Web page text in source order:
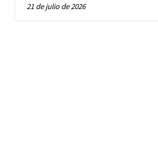
21 de julio de 2026